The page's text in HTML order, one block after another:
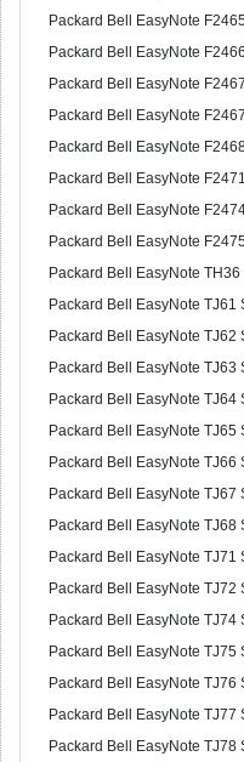
Packard Bell EasyNote
Packard Bell EasyNote
Packard Bell EasyNote
Packard Bell EasyNote F2467
Packard Bell EasyNote
Packard Bell EasyNote
Packard Bell EasyNote
Packard Bell EasyNote
Packard Bell EasyNote TH36
Packard Bell EasyNote TJ61
Packard Bell EasyNote TJ62
Packard Bell EasyNote TJ63
Packard Bell EasyNote TJ64
Packard Bell EasyNote TJ65
Packard Bell EasyNote TJ66
Packard Bell EasyNote TJ67
Packard Bell EasyNote TJ68
Packard Bell EasyNote TJ71
Packard Bell EasyNote TJ72
Packard Bell EasyNote TJ74
Packard Bell EasyNote TJ75
Packard Bell EasyNote TJ76
Packard Bell EasyNote TJ77
Packard Bell EasyNote TJ78